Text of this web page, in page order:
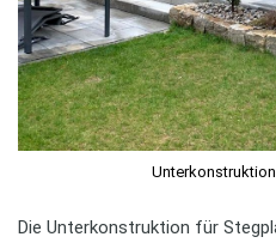
Die Unterkonstruktion für